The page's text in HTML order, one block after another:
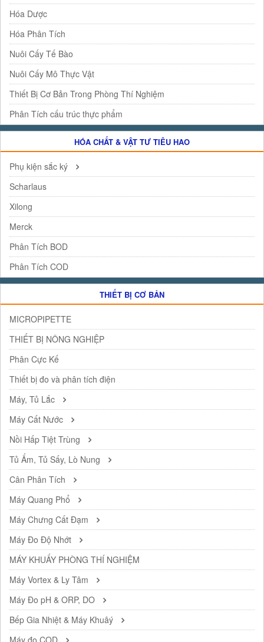
Hóa Dược
Hóa Phân Tích
Nuôi Cấy Tế Bào
Nuôi Cấy Mô Thực Vật
Thiết Bị Cơ Bản Trong Phòng Thí Nghiệm
Phân Tích cấu trúc thực phẩm
HÓA CHẤT & VẬT TƯ TIÊU HAO
Phụ kiện sắc ký
Scharlaus
Xilong
Merck
Phân Tích BOD
Phân Tích COD
THIẾT BỊ CƠ BẢN
MICROPIPETTE
THIẾT BỊ NÔNG NGHIỆP
Phân Cực Kế
Thiết bị đo và phân tích điện
Máy, Tủ Lắc
Máy Cất Nước
Nồi Hấp Tiệt Trùng
Tủ Ấm, Tủ Sấy, Lò Nung
Cân Phân Tích
Máy Quang Phổ
Máy Chưng Cất Đạm
Máy Đo Độ Nhớt
MÁY KHUẤY PHÒNG THÍ NGHIỆM
Máy Vortex & Ly Tâm
Máy Đo pH & ORP, DO
Bếp Gia Nhiệt & Máy Khuâý
Máy đo COD